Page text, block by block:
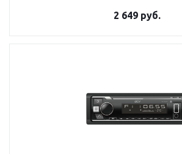
2 649 руб.